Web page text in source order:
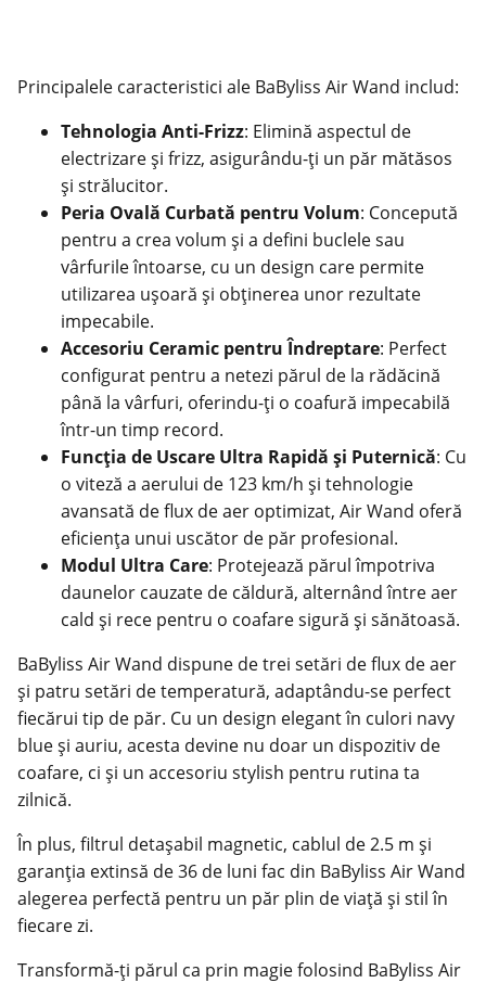
Principalele caracteristici ale BaByliss Air Wand includ:
Tehnologia Anti-Frizz: Elimină aspectul de
electrizare și frizz, asigurându-ți un păr mătăsos
și strălucitor.
Peria Ovală Curbată pentru Volum: Concepută
pentru a crea volum și a defini buclele sau
vârfurile întoarse, cu un design care permite
utilizarea ușoară și obținerea unor rezultate
impecabile.
Accesoriu Ceramic pentru Îndreptare: Perfect
configurat pentru a netezi părul de la rădăcină
până la vârfuri, oferindu-ți o coafură impecabilă
într-un timp record.
Funcția de Uscare Ultra Rapidă și Puternică: Cu
o viteză a aerului de 123 km/h și tehnologie
avansată de flux de aer optimizat, Air Wand oferă
eficiența unui uscător de păr profesional.
Modul Ultra Care: Protejează părul împotriva
daunelor cauzate de căldură, alternând între aer
cald și rece pentru o coafare sigură și sănătoasă.
BaByliss Air Wand dispune de trei setări de flux de aer
și patru setări de temperatură, adaptându-se perfect
fiecărui tip de păr. Cu un design elegant în culori navy
blue și auriu, acesta devine nu doar un dispozitiv de
coafare, ci și un accesoriu stylish pentru rutina ta
zilnică.
În plus, filtrul detașabil magnetic, cablul de 2.5 m și
garanția extinsă de 36 de luni fac din BaByliss Air Wand
alegerea perfectă pentru un păr plin de viață și stil în
fiecare zi.
Transformă-ți părul ca prin magie folosind BaByliss Air